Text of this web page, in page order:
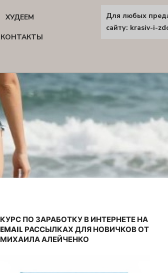
ХУДЕЕМ
КОНТАКТЫ
КУРС ПО ЗАРАБОТКУ В ИНТЕРНЕТЕ НА
EMAIL РАССЫЛКАХ ДЛЯ НОВИЧКОВ ОТ
МИХАИЛА АЛЕЙЧЕНКО
Для любых
сайту: krasiv-i-